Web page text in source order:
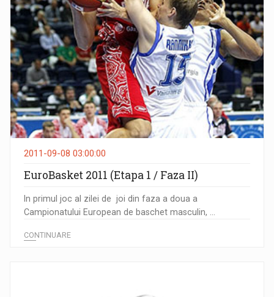
2011-09-08 03:00:00
EuroBasket 2011 (Etapa 1 / Faza II)
In primul joc al zilei de joi din faza a doua a
Campionatului European de baschet masculin, ...
CONTINUARE